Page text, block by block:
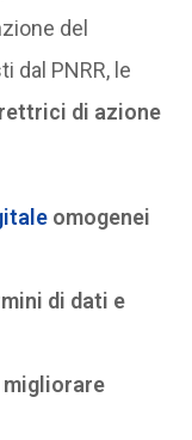
del
dal PNRR, le
di azione
omogenei
di dati e